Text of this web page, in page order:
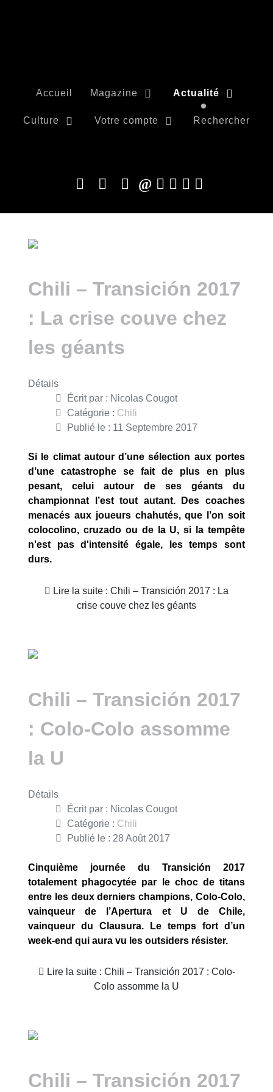
Accueil Magazine Actualité
Culture Votre compte Rechercher
Chili – Transición 2017
: La crise couve chez
les géants
Détails
Écrit par : Nicolas Cougot
Catégorie : Chili
Publié le : 11 Septembre 2017
Si le climat autour d’une sélection aux portes
d’une catastrophe se fait de plus en plus
pesant, celui autour de ses géants du
championnat l’est tout autant. Des coaches
menacés aux joueurs chahutés, que l’on soit
colocolino, cruzado ou de la U, si la tempête
n'est pas d'intensité égale, les temps sont
durs.
Lire la suite : Chili – Transición 2017 : La
crise couve chez les géants
Chili – Transición 2017
: Colo-Colo assomme
la U
Détails
Écrit par : Nicolas Cougot
Catégorie : Chili
Publié le : 28 Août 2017
Cinquième journée du Transición 2017
totalement phagocytée par le choc de titans
entre les deux derniers champions, Colo-Colo,
vainqueur de l’Apertura et U de Chile,
vainqueur du Clausura. Le temps fort d’un
week-end qui aura vu les outsiders résister.
Lire la suite : Chili – Transición 2017 : Colo-
Colo assomme la U
Chili – Transición 2017